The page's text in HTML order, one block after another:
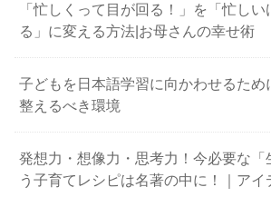
「忙しくって目が回る！」を「忙しい
る」に変える方法|お母さんの幸せ術
子どもを日本語学習に向かわせるため
整えるべき環境
発想力・想像力・思考力！今必要な「
う子育てレシピは名著の中に！｜ア